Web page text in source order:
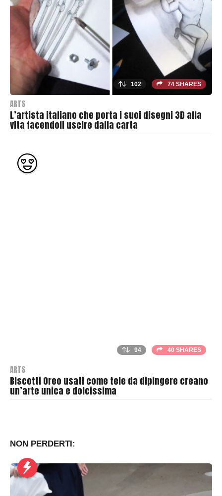
h
102 74 SHARES
ARTS
L’artista italiano che porta i suoi disegni 3D alla
vita facendoli uscire dalla carta
94 40 SHARES
ARTS
Biscotti Oreo usati come tele da dipingere creano
un’arte unica e dolcissima
h
a
s
NON PERDERTI: